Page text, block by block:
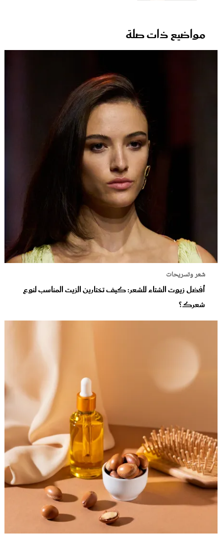
مواضيع ذات صلة
شعر وتسريحات
أفضل زيوت الشتاء للشعر: كيف تختارين الزيت المناسب لنوع
شعرك؟